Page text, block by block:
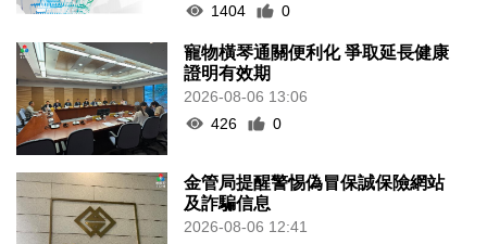
1404
0
寵物橫琴通關便利化 爭取延長健康
證明有效期
2026-08-06 13:06
426
0
金管局提醒警惕偽冒保誠保險網站
及詐騙信息
2026-08-06 12:41